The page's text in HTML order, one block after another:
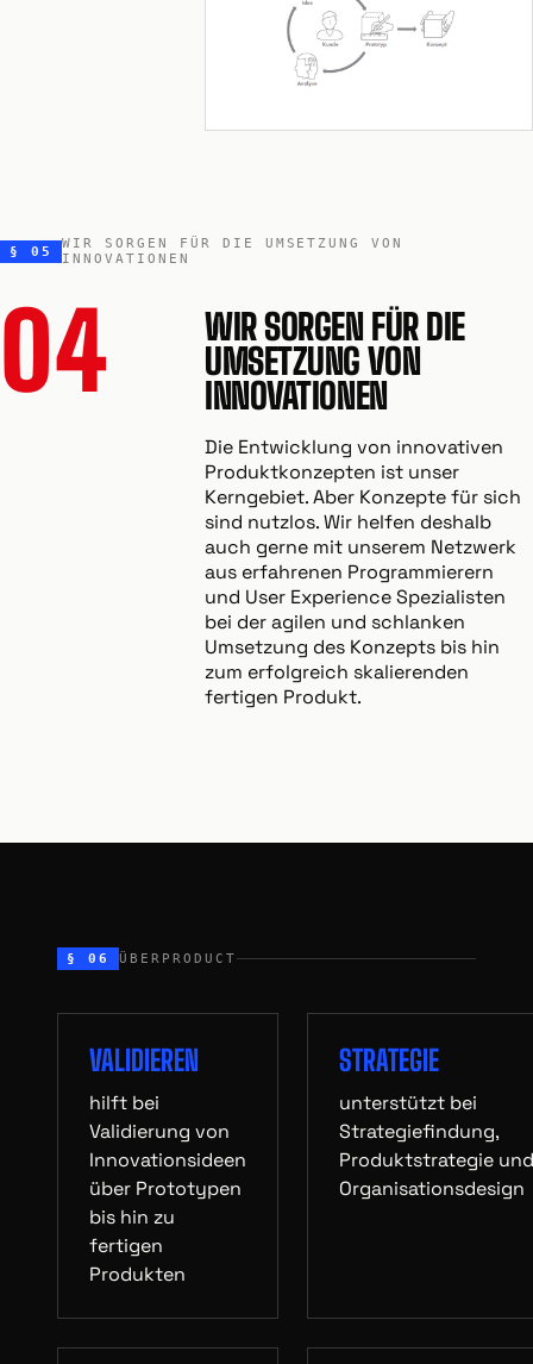
§ 05
WIR SORGEN FÜR DIE UMSETZUNG VON
INNOVATIONEN
04
WIR SORGEN FÜR DIE
UMSETZUNG VON
INNOVATIONEN
Die Entwicklung von innovativen
Produktkonzepten ist unser
Kerngebiet. Aber Konzepte für sich
sind nutzlos. Wir helfen deshalb
auch gerne mit unserem Netzwerk
aus erfahrenen Programmierern
und User Experience Spezialisten
bei der agilen und schlanken
Umsetzung des Konzepts bis hin
zum erfolgreich skalierenden
fertigen Produkt.
§ 06 ÜBERPRODUCT
VALIDIEREN
hilft bei
Validierung von
Innovationsideen
über Prototypen
bis hin zu
fertigen
Produkten
STRATEGIE
unterstützt bei
Strategiefindung,
Produktstrategie und
Organisationsdesign